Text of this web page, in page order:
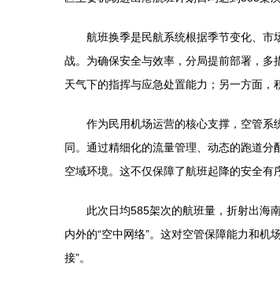
航班换季是民航系统根据季节变化、
战。为确保安全与效率，分局提前部署，
天气下的指挥与应急处置能力；另一方面，
作为民用机场运营的核心支撑，空管
同。通过精细化的流量管理、动态的跑道
空域环境。这不仅保障了航班起降的安全有
此次日均585架次的航班量，折射出海
内外的“空中网络”。这对空管保障能力和
接”。